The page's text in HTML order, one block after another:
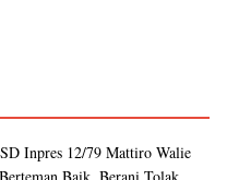
Inpres 12/79 Mattiro Walie